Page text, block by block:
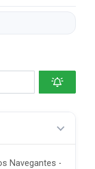
Navegantes -